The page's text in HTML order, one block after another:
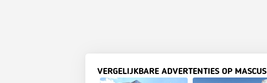
VERGELIJKBARE ADVERTENTIES OP MASCUS